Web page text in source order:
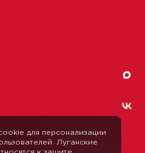
для персонализации
Луганские